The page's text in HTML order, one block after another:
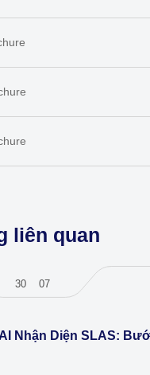
liên quan
30 07
Nhận Diện SLAS: